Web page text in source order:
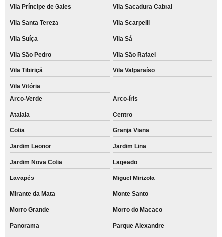
Vila Príncipe de Gales Vila Sacadura Cabral
Vila Santa Tereza Vila Scarpelli
Vila Suíça Vila Sá
Vila São Pedro Vila São Rafael
Vila Tibiriçá Vila Valparaíso
Vila Vitória
Arco-Verde
Arco-íris
Atalaia Centro
Cotia Granja Viana
Jardim Leonor Jardim Lina
Jardim Nova Cotia Lageado
Lavapés Miguel Mirizola
Mirante da Mata Monte Santo
Morro Grande Morro do Macaco
Panorama Parque Alexandre